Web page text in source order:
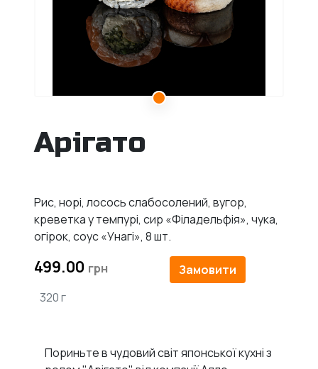
Арігато
Рис, норі, лосось слабосолений, вугор,
креветка у темпурі, сир «Філадельфія», чука,
огірок, соус «Унагі», 8 шт.
499.00
Замовити
320 г
Пориньте в чудовий світ японської кухні з